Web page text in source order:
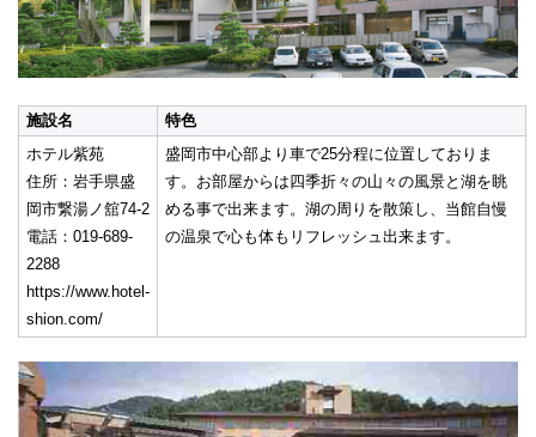
施設名
特色
ホテル紫苑
住所：岩手県盛
岡市繋湯ノ舘74-2
電話：019-689-
2288
https://www.hotel-
shion.com/
盛岡市中心部より車で25分程に位置しておりま
す。お部屋からは四季折々の山々の風景と湖を眺
める事で出来ます。湖の周りを散策し、当館自慢
の温泉で心も体もリフレッシュ出来ます。